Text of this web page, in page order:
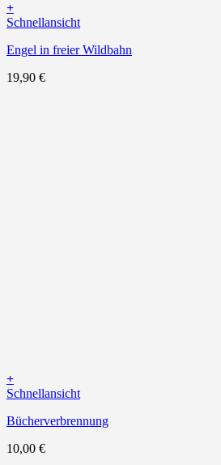
+
Schnellansicht
Engel in freier Wildbahn
19,90 €
+
Schnellansicht
Bücherverbrennung
10,00 €